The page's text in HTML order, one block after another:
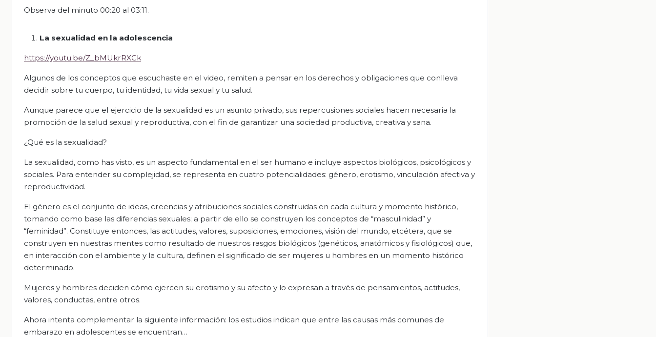
Observa del minuto 00:20 al 03:11.
La sexualidad en la adolescencia
https://youtu.be/Z_bMUkrRXCk
Algunos de los conceptos que escuchaste en el video, remiten a pensar en los derechos y obligaciones que conlleva
decidir sobre tu cuerpo, tu identidad, tu vida sexual y tu salud.
Aunque parece que el ejercicio de la sexualidad es un asunto privado, sus repercusiones sociales hacen necesaria la
promoción de la salud sexual y reproductiva, con el fin de garantizar una sociedad productiva, creativa y sana.
¿Qué es la sexualidad?
La sexualidad, como has visto, es un aspecto fundamental en el ser humano e incluye aspectos biológicos, psicológicos y
sociales. Para entender su complejidad, se representa en cuatro potencialidades: género, erotismo, vinculación afectiva y
reproductividad.
El género es el conjunto de ideas, creencias y atribuciones sociales construidas en cada cultura y momento histórico,
tomando como base las diferencias sexuales; a partir de ello se construyen los conceptos de “masculinidad” y
“feminidad”. Constituye entonces, las actitudes, valores, suposiciones, emociones, visión del mundo, etcétera, que se
construyen en nuestras mentes como resultado de nuestros rasgos biológicos (genéticos, anatómicos y fisiológicos) que,
en interacción con el ambiente y la cultura, definen el significado de ser mujeres u hombres en un momento histórico
determinado.
Mujeres y hombres deciden cómo ejercen su erotismo y su afecto y lo expresan a través de pensamientos, actitudes,
valores, conductas, entre otros.
Ahora intenta complementar la siguiente información: los estudios indican que entre las causas más comunes de
embarazo en adolescentes se encuentran…